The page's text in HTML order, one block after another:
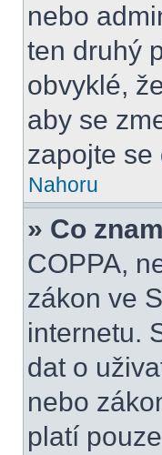
nebo
ten druhý
obvyklé,
aby se
zapojte se
Nahoru
» Co
COPPA,
zákon ve
internetu.
dat o
nebo
platí